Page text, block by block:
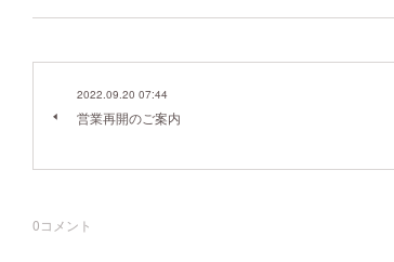
2022.09.20 07:44
営業再開のご案内
0コメント